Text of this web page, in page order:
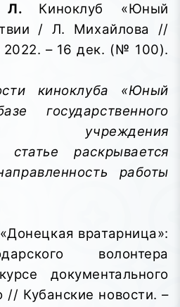
Л. Киноклуб «Юный
/ Л. Михайлова //
2022. – 16 дек. (№ 100).
киноклуба «Юный
государственного
учреждения
раскрывается
работы
«Донецкая вратарница»:
волонтера
документального
// Кубанские новости. –